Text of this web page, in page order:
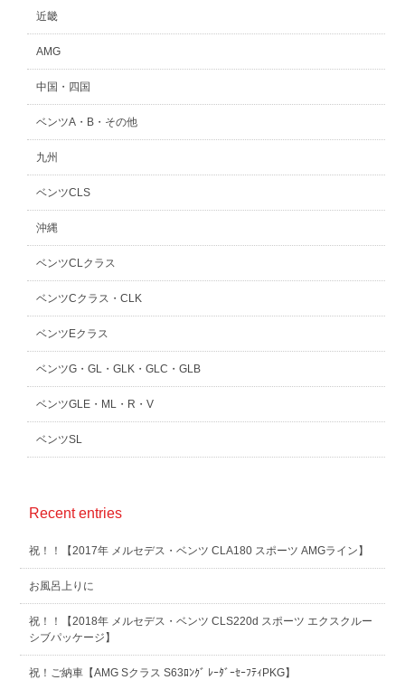
近畿
AMG
中国・四国
ベンツA・B・その他
九州
ベンツCLS
沖縄
ベンツCLクラス
ベンツCクラス・CLK
ベンツEクラス
ベンツG・GL・GLK・GLC・GLB
ベンツGLE・ML・R・V
ベンツSL
Recent entries
祝！！【2017年 メルセデス・ベンツ CLA180 スポーツ AMGライン】
お風呂上りに
祝！！【2018年 メルセデス・ベンツ CLS220d スポーツ エクスクルー
シブパッケージ】
祝！ご納車【AMG Sクラス S63ﾛﾝｸﾞ ﾚｰﾀﾞｰｾｰﾌﾃｨPKG】